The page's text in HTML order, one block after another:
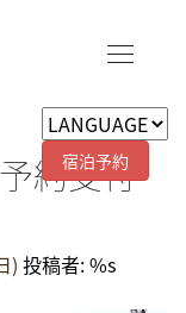
宿泊予約
約受付
) 投稿者: %s